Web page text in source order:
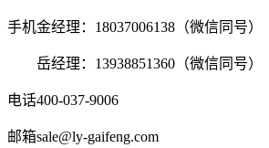
手机金经理：18037006138（微信同号）
岳经理：13938851360（微信同号）
电话400-037-9006
邮箱sale@ly-gaifeng.com